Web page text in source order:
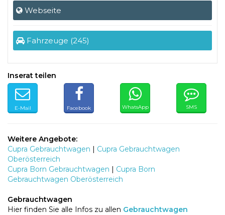
Webseite
Fahrzeuge (245)
Inserat teilen
E-Mail Facebook WhatsApp SMS
Weitere Angebote:
Cupra Gebrauchtwagen
Cupra Gebrauchtwagen
Oberösterreich
Cupra Born Gebrauchtwagen
Cupra Born
Gebrauchtwagen Oberösterreich
Gebrauchtwagen
Hier finden Sie alle Infos zu allen Gebrauchtwagen